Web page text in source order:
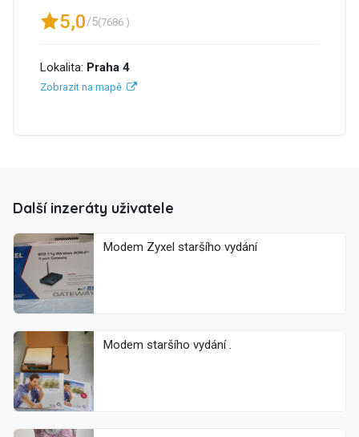
5,0/5(7686 )
Lokalita: Praha 4
Zobrazit na mapě
Další inzeráty uživatele
Modem Zyxel staršího vydání
Modem staršího vydání .